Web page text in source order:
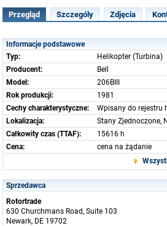
Przegląd Szczególy Zdjęcia
Informacje podstawowe
Typ:
Helikopter (Turbina)
Producent:
Bell
Model:
206BIII
Rok produkcji:
1981
Cechy charakterystyczne:
Wpisany do rejestru
Lokalizacja:
Stany Zjednoczone,
Całkowity czas (TTAF):
15616 h
Cena:
cena na żądanie
Sprzedawca
Rotortrade
630 Churchmans Road, Suite 103
Newark, DE 19702